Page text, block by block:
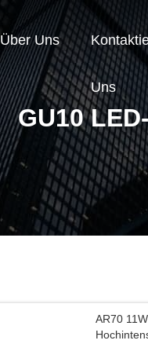
Über Uns
Uns
GU10
AR70